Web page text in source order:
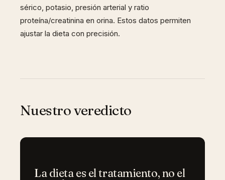
sérico, potasio, presión arterial y ratio
proteína/creatinina en orina. Estos datos permiten
ajustar la dieta con precisión.
Nuestro veredicto
La dieta es el tratamiento, no el